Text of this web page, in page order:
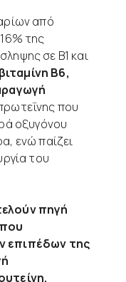
από
της
σε Β1 και
Β6,
που
οξυγόνου
ενώ παίζει
του
πηγή
επιπέδων της